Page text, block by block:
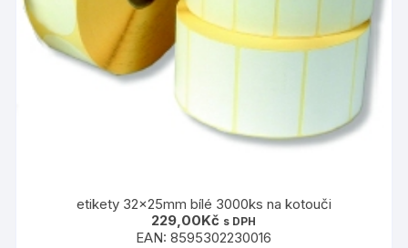
etikety 32x25mm bílé 3000ks na kotouči
229,00Kč s DPH
EAN:8595302230016